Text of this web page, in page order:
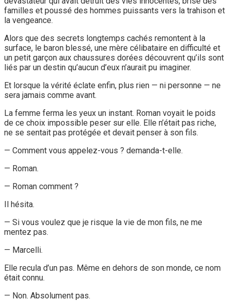
familles et poussé des hommes puissants vers la trahison et
la vengeance.
Alors que des secrets longtemps cachés remontent à la
surface, le baron blessé, une mère célibataire en difficulté et
un petit garçon aux chaussures dorées découvrent qu’ils sont
liés par un destin qu’aucun d’eux n’aurait pu imaginer.
Et lorsque la vérité éclate enfin, plus rien — ni personne — ne
sera jamais comme avant.
La femme ferma les yeux un instant. Roman voyait le poids
de ce choix impossible peser sur elle. Elle n’était pas riche,
ne se sentait pas protégée et devait penser à son fils.
— Comment vous appelez-vous ? demanda-t-elle.
— Roman.
— Roman comment ?
Il hésita.
— Si vous voulez que je risque la vie de mon fils, ne me
mentez pas.
— Marcelli.
Elle recula d’un pas. Même en dehors de son monde, ce nom
était connu.
— Non. Absolument pas.